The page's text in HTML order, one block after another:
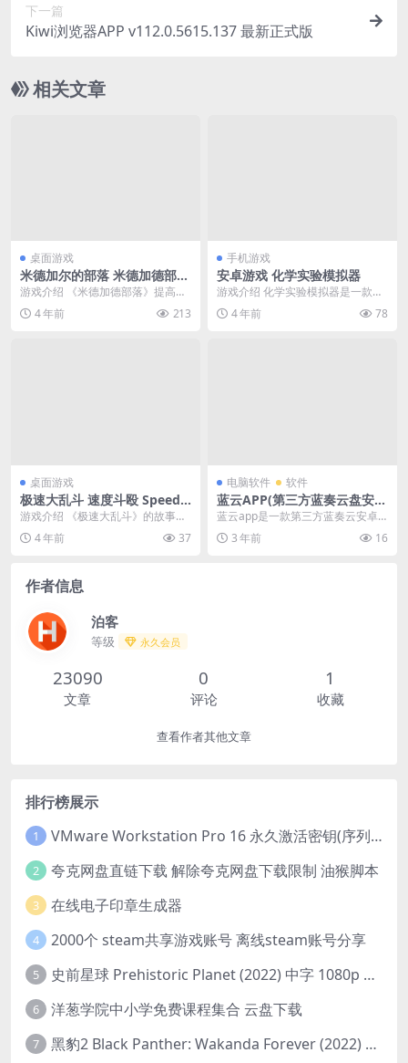
下一篇
Kiwi浏览器APP v112.0.5615.137 最新正式版
相关文章
桌面游戏
米德加尔的部落 米德加德部落
Tribes of Midgard 简体中文
绿色版
游戏介绍 《米德加德部落》提高警
惕，巨人来袭！神话生物、可怕的
鬼魂和凶残的巨人意...
4 年前 213
手机游戏
安卓游戏 化学实验模拟器
游戏介绍 化学实验模拟器是一款超
真实的实验模拟器。各种化学材料
应有尽有，各种器皿...
4 年前 78
桌面游戏
极速大乱斗 速度斗殴 Speed
Brawl 简体中文绿色版
游戏介绍 《极速大乱斗》的故事背
景设定在1888年的伦敦，在进行了
10年的战争之...
4 年前 37
电脑软件 软件
蓝云APP(第三方蓝奏云盘安卓
客户端)v1.3.1.3
蓝云app是一款第三方蓝奏云安卓
客户端软件,蓝云安卓版支持手机上
传文件,分享链接...
3 年前 16
作者信息
泊客
等级 永久会员
23090
文章
0
评论
1
收藏
查看作者其他文章
排行榜展示
1 VMware Workstation Pro 16 永久激活密钥(序列号)
2 夸克网盘直链下载 解除夸克网盘下载限制 油猴脚本
3 在线电子印章生成器
4 2000个 steam共享游戏账号 离线steam账号分享
5 史前星球 Prehistoric Planet (2022) 中字 1080p 高清 阿里云盘 2022.5.27已更新全集
6 洋葱学院中小学免费课程集合 云盘下载
7 黑豹2 Black Panther: Wakanda Forever (2022) 高清版